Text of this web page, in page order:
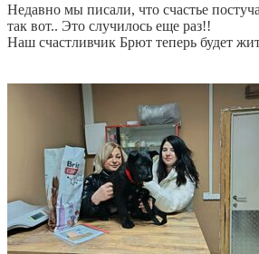
Недавно мы писали, что счастье
так вот.. Это случилось еще раз!!
Наш счастливчик Брют теперь будет